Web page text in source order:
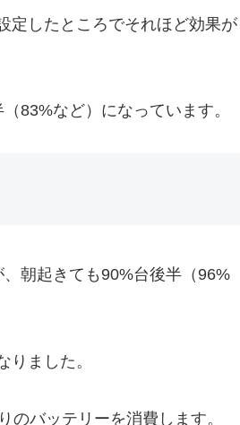
定したところでそれほど効果が
83%など）になっています。
朝起きても90%台後半（96%
ました。
バッテリーを消費します。